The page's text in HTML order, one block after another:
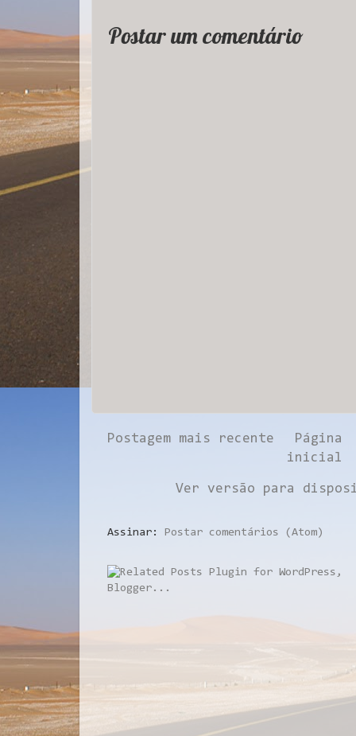
Postar um comentário
Postagem mais recente
Página
inicial
Ver versão para
Assinar: Postar comentários (Atom)